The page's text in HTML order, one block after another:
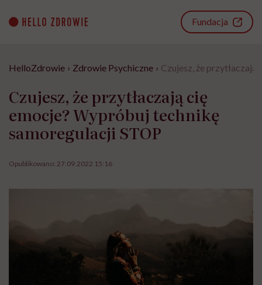
content
Fundacja
HelloZdrowie › Zdrowie Psychiczne › Czujesz, że
Czujesz, że przytłaczają cię
emocje? Wypróbuj technikę
samoregulacji STOP
Opublikowano: 27.09.2022 15:16